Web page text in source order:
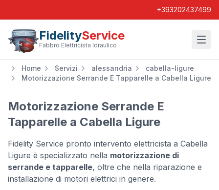
+393202437499
FidelityService
Fabbro Elettricista Idraulico
Home Servizi alessandria
cabella-ligure
Motorizzazione Serrande E Tapparelle a Cabella Ligure
Motorizzazione Serrande E
Tapparelle a Cabella Ligure
Fidelity Service pronto intervento elettricista a Cabella
Ligure è specializzato nella motorizzazione di
serrande e tapparelle, oltre che nella riparazione e
installazione di motori elettrici in genere.